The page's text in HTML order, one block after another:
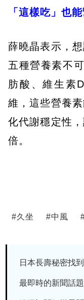
「這樣吃」也
薛曉晶表示，
五種營養素不
肪酸、維生素
維，這些營養
化代謝穩定性
倍。
#久坐 #中風
日本長壽秘密找
最即時的新聞話